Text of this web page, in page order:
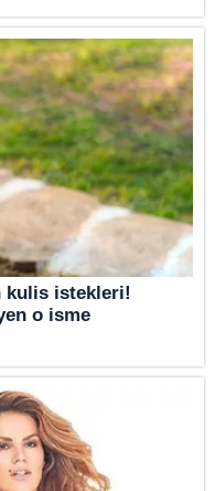
kulis istekleri!
o isme